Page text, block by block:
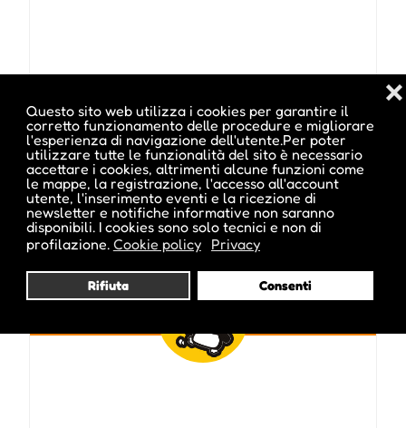
Questo sito web utilizza i cookies per garantire il
corretto funzionamento delle procedure e migliorare
l'esperienza di navigazione dell'utente.Per poter
utilizzare tutte le funzionalità del sito è necessario
accettare i cookies, altrimenti alcune funzioni come
le mappe, la registrazione, l'accesso all'account
utente, l'inserimento eventi e la ricezione di
newsletter e notifiche informative non saranno
disponibili. I cookies sono solo tecnici e non di
profilazione. Cookie policy Privacy
Rifiuta Consenti
❌
Pubblicato da :
ale inside